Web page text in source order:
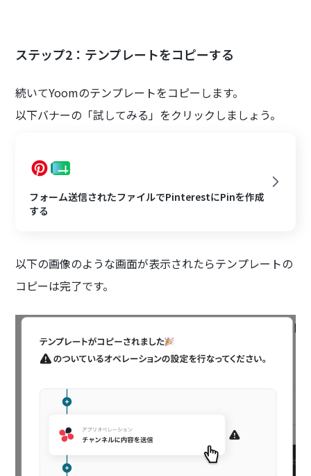
ステップ2：テンプレートをコピーする
続いてYoomのテンプレートをコピーします。
以下バナーの「試してみる」をクリックしましょう。
フォーム送信されたファイルでPinterestにPinを作成
する
以下の画像のような画面が表示されたらテンプレートの
コピーは完了です。